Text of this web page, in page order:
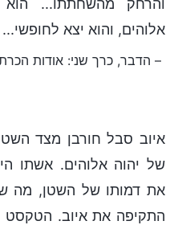
והרחק מהשחתתו...
אלוהים, והוא יצא לחופשי...
– הדבר, כרך שני: אודות
איוב סבל חורבן מצד
של יהוה אלוהים. אשתו
את דמותו של השטן, מה
התקיפה את איוב. הטקסט